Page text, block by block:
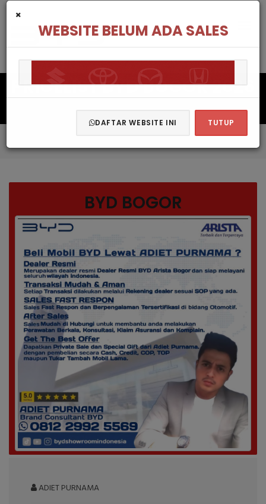
×
WEBSITE BELUM ADA SALES
DAFTAR WEBSITE INI TUTUP
PRICELIST BYD BOGOR 2026
BYD BOGOR
ADIET PURNAMA